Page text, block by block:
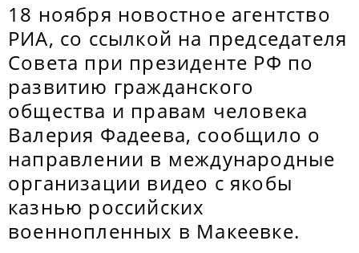
18 ноября новостное агентство
РИА, со ссылкой на председателя
Совета при президенте РФ по
развитию гражданского
общества и правам человека
Валерия Фадеева, сообщило о
направлении в международные
организации видео с якобы
казнью российских
военнопленных в Макеевке.